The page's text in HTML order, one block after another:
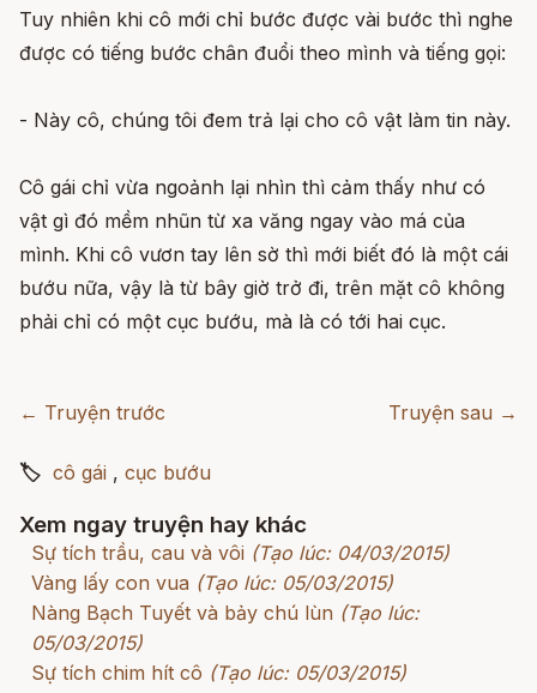
Tuy nhiên khi cô mới chỉ bước được vài bước thì nghe
được có tiếng bước chân đuổi theo mình và tiếng gọi:
- Này cô, chúng tôi đem trả lại cho cô vật làm tin này.
Cô gái chỉ vừa ngoảnh lại nhìn thì cảm thấy như có
vật gì đó mềm nhũn từ xa văng ngay vào má của
mình. Khi cô vươn tay lên sờ thì mới biết đó là một cái
bướu nữa, vậy là từ bây giờ trở đi, trên mặt cô không
phải chỉ có một cục bướu, mà là có tới hai cục.
← Truyện trước Truyện sau →
🏷 cô gái , cục bướu
Xem ngay truyện hay khác
Sự tích trầu, cau và vôi (Tạo lúc: 04/03/2015)
Vàng lấy con vua (Tạo lúc: 05/03/2015)
Nàng Bạch Tuyết và bảy chú lùn (Tạo lúc:
05/03/2015)
Sự tích chim hít cô (Tạo lúc: 05/03/2015)